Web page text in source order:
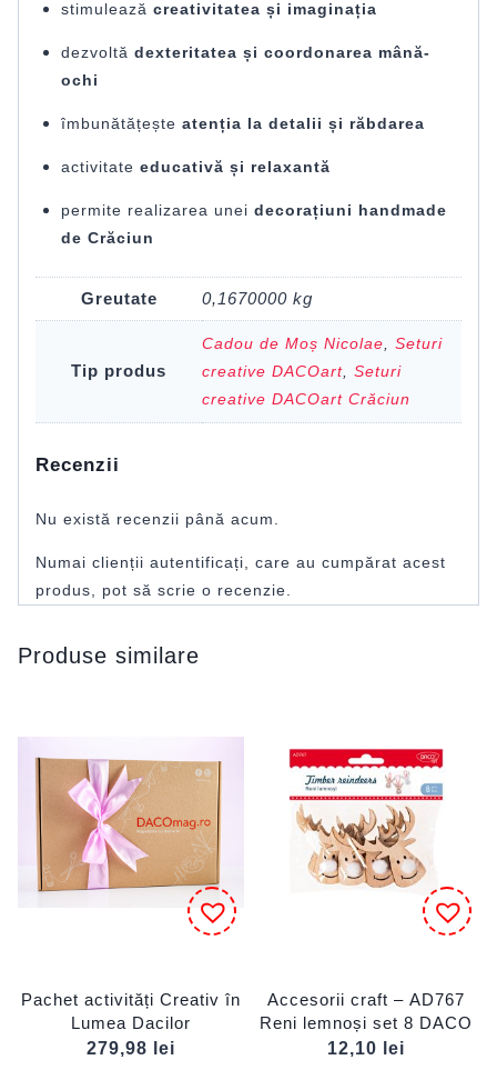
stimulează creativitatea și imaginația
dezvoltă dexteritatea și coordonarea mână-
ochi
îmbunătățește atenția la detalii și răbdarea
activitate educativă și relaxantă
permite realizarea unei decorațiuni handmade
de Crăciun
Greutate 0,1670000 kg
Tip produs
Cadou de Moș Nicolae, Seturi
creative DACOart, Seturi
creative DACOart Crăciun
Recenzii
Nu există recenzii până acum.
Numai clienții autentificați, care au cumpărat acest
produs, pot să scrie o recenzie.
Produse similare
Pachet activități Creativ în
Lumea Dacilor
279,98
lei
Accesorii craft – AD767
Reni lemnoși set 8 DACO
12,10
lei